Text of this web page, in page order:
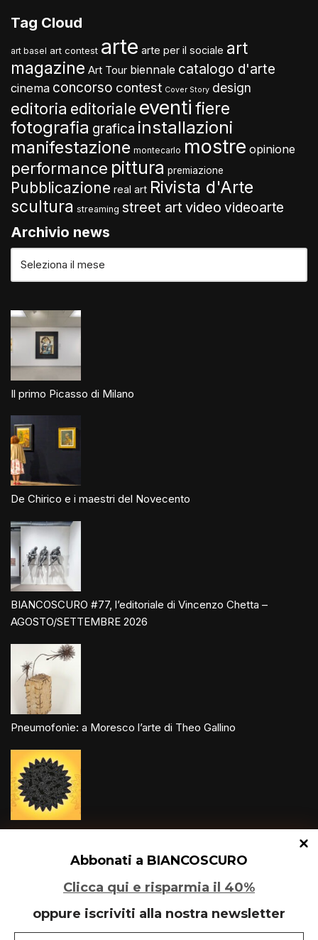
Abbonati a BIANCOSCURO
Clicca qui e risparmia il 40%
oppure iscriviti alla nostra newsletter
Tag Cloud
art basel art contest arte arte per il sociale art
magazine Art Tour biennale catalogo d'arte
cinema concorso contest Cover Story design
editoria editoriale eventi fiere
fotografia grafica installazioni
manifestazione montecarlo mostre opinione
performance pittura premiazione
Pubblicazione real art Rivista d'Arte
scultura streaming street art video videoarte
Archivio news
Il primo Picasso di Milano
De Chirico e i maestri del Novecento
BIANCOSCURO #77, l’editoriale di Vincenzo Chetta –
AGOSTO/SETTEMBRE 2026
Pneumofonìe: a Moresco l’arte di Theo Gallino
Un glitch quantico tra Varese e Maleo